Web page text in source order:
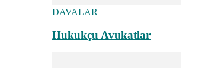
DAVALAR
Hukukçu Avukatlar